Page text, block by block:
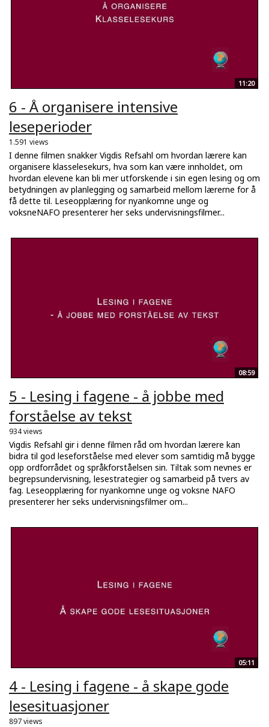
11:20
6 - Å organisere intensive
leseperioder
1.591 views
I denne filmen snakker Vigdis Refsahl om hvordan lærere kan
organisere klasselesekurs, hva som kan være innholdet, om
hvordan elevene kan bli mer utforskende i sin egen lesing og om
betydningen av planlegging og samarbeid mellom lærerne for å
få dette til. Leseopplæring for nyankomne unge og
voksneNAFO presenterer her seks undervisningsfilmer...
08:59
5 - Lesing i fagene - å jobbe med
forståelse av tekst
934 views
Vigdis Refsahl gir i denne filmen råd om hvordan lærere kan
bidra til god leseforståelse med elever som samtidig må bygge
opp ordforrådet og språkforståelsen sin. Tiltak som nevnes er
begrepsundervisning, lesestrategier og samarbeid på tvers av
fag. Leseopplæring for nyankomne unge og voksne NAFO
presenterer her seks undervisningsfilmer om...
05:11
4 - Lesing i fagene - å skape gode
lesesituasjoner
897 views